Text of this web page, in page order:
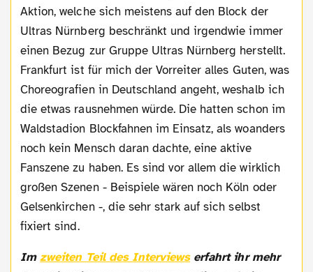
Aktion, welche sich meistens auf den Block der
Ultras Nürnberg beschränkt und irgendwie immer
einen Bezug zur Gruppe Ultras Nürnberg herstellt.
Frankfurt ist für mich der Vorreiter alles Guten, was
Choreografien in Deutschland angeht, weshalb ich
die etwas rausnehmen würde. Die hatten schon im
Waldstadion Blockfahnen im Einsatz, als woanders
noch kein Mensch daran dachte, eine aktive
Fanszene zu haben. Es sind vor allem die wirklich
großen Szenen - Beispiele wären noch Köln oder
Gelsenkirchen -, die sehr stark auf sich selbst
fixiert sind.
Imzweiten Teil des Interviewserfahrt ihr mehr